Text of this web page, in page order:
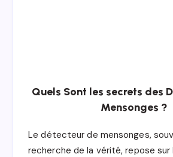
Quels Sont les secrets des
Mensonges ?
Le détecteur de mensonges,
recherche de la vérité, repose sur